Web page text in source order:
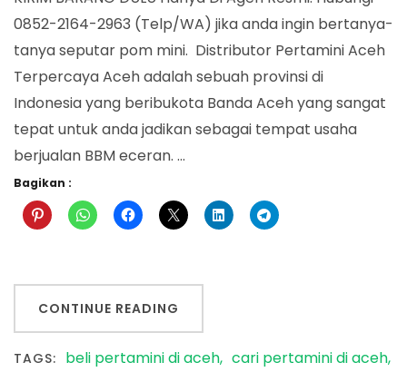
0852-2164-2963 (Telp/WA) jika anda ingin bertanya-
tanya seputar pom mini. Distributor Pertamini Aceh
Terpercaya Aceh adalah sebuah provinsi di
Indonesia yang beribukota Banda Aceh yang sangat
tepat untuk anda jadikan sebagai tempat usaha
berjualan BBM eceran. …
Bagikan :
CONTINUE READING
TAGS: beli pertamini di aceh cari pertamini di aceh